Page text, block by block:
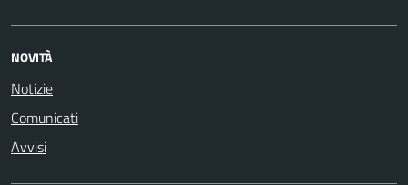
NOVITÀ
Notizie
Comunicati
Avvisi